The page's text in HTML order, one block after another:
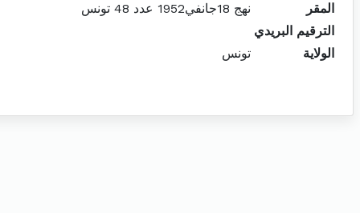
المقر
نهج 18جانفي1952 عدد 48 تونس
الترقيم البريدي
الولاية
تونس